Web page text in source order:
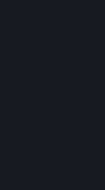
Steam ofrecerá
cualquier juego
horas tras su
sido consumido,
tendrán la opción
adquiridos dentro
Steam te informará
desarrollador ha
que vas a adquirir.
de juegos no
Reembolsos de